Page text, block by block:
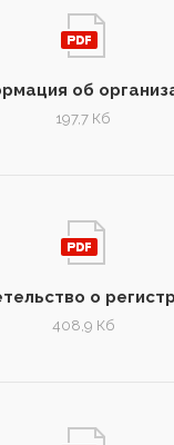
об
197,7 Кб
о
408,9 Кб